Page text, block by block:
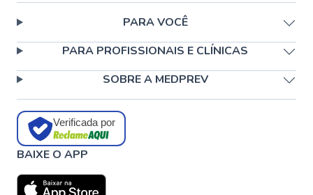
PARA VOCÊ
PARA PROFISSIONAIS E CLÍNICAS
SOBRE A MEDPREV
Verificada por
BAIXE O APP